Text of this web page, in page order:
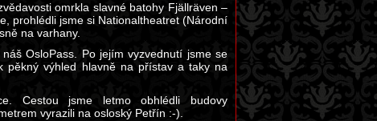
omrkla slavné batohy Fjällräven –
prohlédli jsme si Nationaltheatret (Národní
na varhany.
OsloPass. Po jejím vyzvednutí jsme se
pěkný výhled hlavně na přístav a taky na
Cestou jsme letmo obhlédli budovy
vyrazili na osloský Petřín :-).